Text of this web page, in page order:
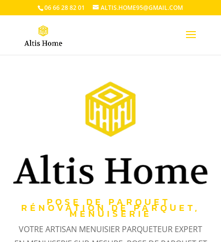
06 66 28 82 01 ALTIS.HOME95@GMAIL.COM
POSE DE PARQUET,
RÉNOVATION DE PARQUET,
MENUISERIE
VOTRE ARTISAN MENUISIER PARQUETEUR EXPERT